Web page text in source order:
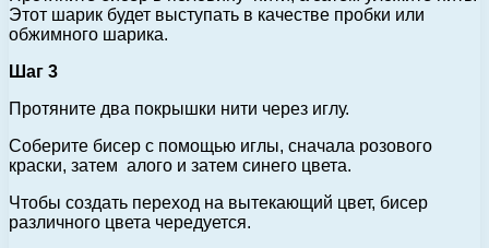
Этот шарик будет выступать в качестве пробки или
обжимного шарика.
Шаг 3
Протяните два покрышки нити через иглу.
Соберите бисер с помощью иглы, сначала розового
краски, затем алого и затем синего цвета.
Чтобы создать переход на вытекающий цвет, бисер
различного цвета чередуется.